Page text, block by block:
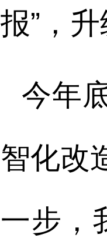
报”，
今年
智化改
一步，